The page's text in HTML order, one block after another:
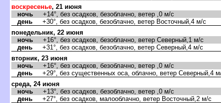
оскресенье, 21 июня
ночь +14°, без осадков, безоблачно, ветер ,0 м/с
день +30°, без осадков, безоблачно, ветер Восточный,4 м/с
понедельник, 22 июня
ночь +16°, без осадков, безоблачно, ветер Северный,1 м/с
день +31°, без осадков, безоблачно, ветер Северный,4 м/с
торник, 23 июня
ночь +16°, без осадков, безоблачно, ветер ,0 м/с
день +29°, без существенных оса, облачно, ветер Северный,4
среда, 24 июня
ночь +13°, без осадков, безоблачно, ветер ,0 м/с
день +27°, без осадков, малооблачно, ветер Восточный,2 м/с